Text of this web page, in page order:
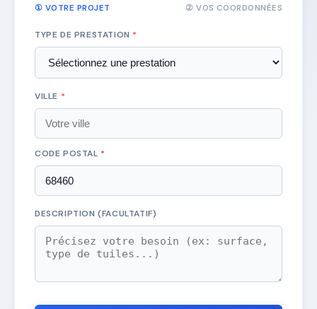
① VOTRE PROJET ② VOS COORDONNÉES
TYPE DE PRESTATION *
VILLE *
CODE POSTAL *
DESCRIPTION (FACULTATIF)